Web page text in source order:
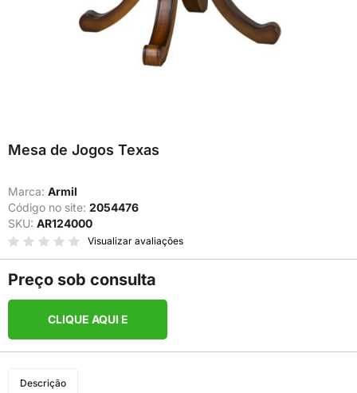
Mesa de Jogos Texas
Marca: Armil
Código no site: 2054476
SKU: AR124000
Visualizar avaliações
Preço sob consulta
CLIQUE AQUI E
Descrição